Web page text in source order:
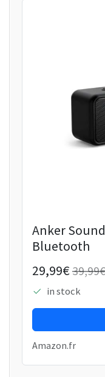
Anker
Bluetooth
29,99€ 39,99€
in stock
Amazon.fr